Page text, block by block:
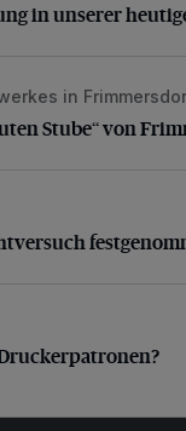
in unserer
Stube“ von
in
Stube“ von